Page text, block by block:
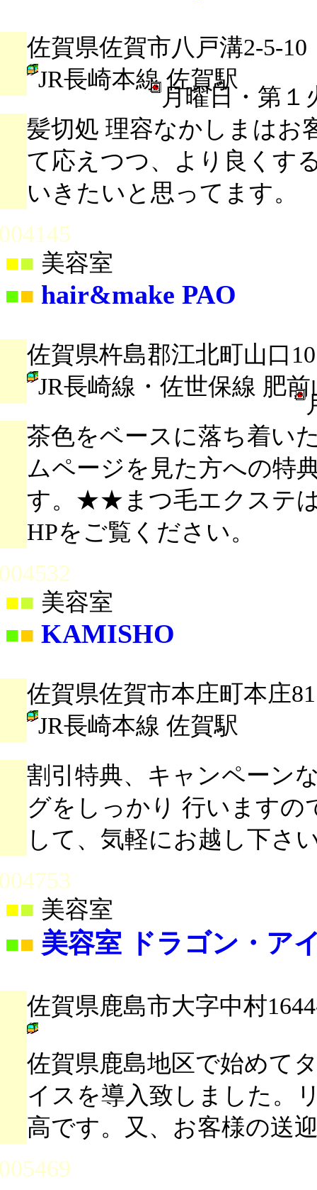
佐賀県佐賀市八戸溝2-5-10
JR長崎本線 佐賀駅
月曜日・第１
髪切処 理容なかしまはお
て応えつつ、より良くす
いきたいと思ってます。
■ 美容室
■■ hair&make PAO
佐賀県杵島郡江北町山口
JR長崎線・佐世保線 肥
茶色をベースに落ち着い
ムページを見た方への特
す。★★まつ毛エクステ
HPをご覧ください。
■ 美容室
■■ KAMISHO
佐賀県佐賀市本庄町本庄
JR長崎本線 佐賀駅
割引特典、キャンペーン
グをしっかり 行いますの
して、気軽にお越し下さ
■ 美容室
■■ 美容室 ドラゴン・ア
佐賀県鹿島市大字中村
佐賀県鹿島地区で始めて
イスを導入致しました。
高です。又、お客様の送